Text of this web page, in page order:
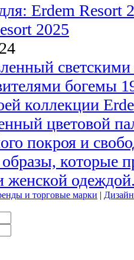
Erdem Resort
2025
богемы
коллекции
цветовой
покроя и
образы, которые
и торговые марки |